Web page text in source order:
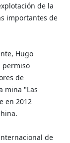
de la
importantes de
Hugo
permiso
de
mina "Las
en 2012
de